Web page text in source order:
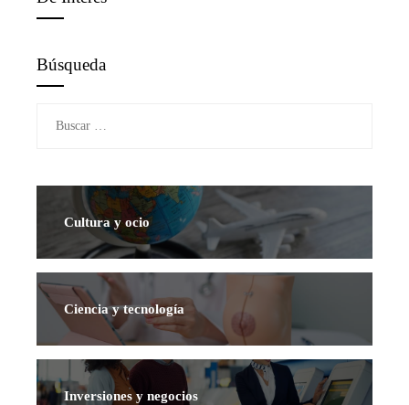
Búsqueda
Cultura y ocio
Ciencia y tecnología
Inversiones y negocios